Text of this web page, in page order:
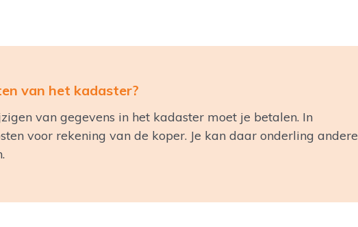
van het kadaster?
van gegevens in het kadaster moet je betalen. In
voor rekening van de koper. Je kan daar onderling andere